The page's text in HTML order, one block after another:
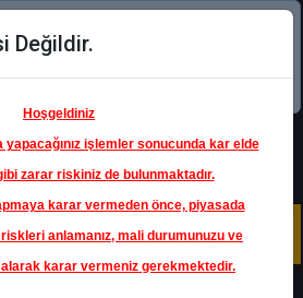
indirin!
Değildir.
Hoşgeldiniz
işlemler sonucunda kar elde
zarar riskiniz de bulunmaktadır.
karar vermeden önce, piyasada
anlamanız, mali durumunuzu ve
alarak karar vermeniz gerekmektedir.